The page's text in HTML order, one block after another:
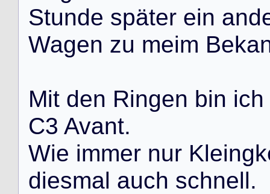
Stunde später ein and
Wagen zu meim Beka
Mit den Ringen bin ich
C3 Avant.
Wie immer nur Kleingk
diesmal auch schnell.